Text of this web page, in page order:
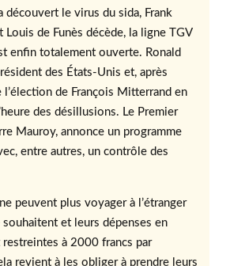
découvert le virus du sida, Frank
Louis de Funès décède, la ligne TGV
enfin totalement ouverte. Ronald
des États-Unis et, après
l’élection de François Mitterrand en
des désillusions. Le Premier
Mauroy, annonce un programme
entre autres, un contrôle des
peuvent plus voyager à l’étranger
et leurs dépenses en
à 2000 francs par
revient à les obliger à prendre leurs